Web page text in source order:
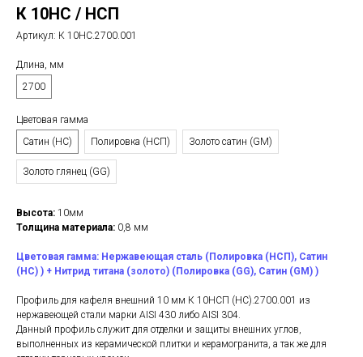
К 10НС / НСП
Артикул: К 10НС.2700.001
Длина, мм
2700
Цветовая гамма
Сатин (НС)
Полировка (НСП) Золото сатин (GM)
Золото глянец (GG)
Высота: 10мм
Толщина материала: 0,8 мм
Цветовая гамма: Нержавеющая сталь (Полировка (НСП), Сатин
(НС) ) + Нитрид титана (золото) (Полировка (GG), Сатин (GM) )
Профиль для кафеля внешний 10 мм К 10НСП (НС).2700.001 из
нержавеющей стали марки AISI 430 либо AISI 304.
Данный профиль служит для отделки и защиты внешних углов,
выполненных из керамической плитки и керамогранита, а так же для